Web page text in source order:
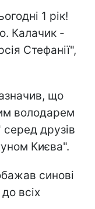
1 рік!
Калачик -
Стефанії",
що
володарем
друзів
Києва".
синові
всіх